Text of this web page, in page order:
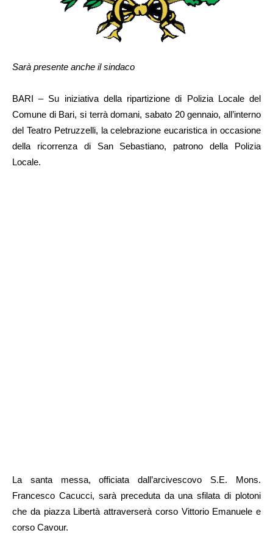
Sarà presente anche il sindaco
BARI – Su iniziativa della ripartizione di Polizia Locale del
Comune di Bari, si terrà domani, sabato 20 gennaio, all’interno
del Teatro Petruzzelli, la celebrazione eucaristica in occasione
della ricorrenza di San Sebastiano, patrono della Polizia
Locale.
La santa messa, officiata dall’arcivescovo S.E. Mons.
Francesco Cacucci, sarà preceduta da una sfilata di plotoni
che da piazza Libertà attraverserà corso Vittorio Emanuele e
corso Cavour.